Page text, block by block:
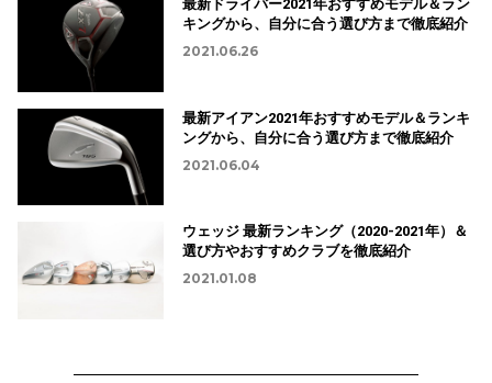
最新ドライバー2021年おすすめモデル＆ラン
キングから、自分に合う選び方まで徹底紹介
2021.06.26
最新アイアン2021年おすすめモデル＆ランキ
ングから、自分に合う選び方まで徹底紹介
2021.06.04
ウェッジ 最新ランキング（2020-2021年）＆
選び方やおすすめクラブを徹底紹介
2021.01.08